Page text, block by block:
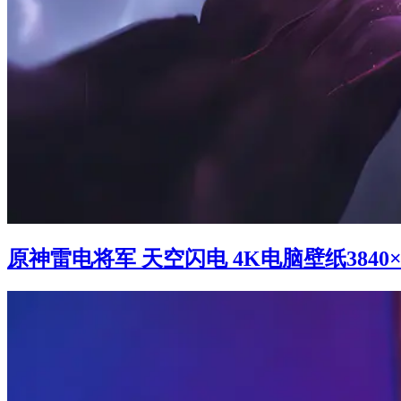
原神雷电将军 天空闪电 4K电脑壁纸